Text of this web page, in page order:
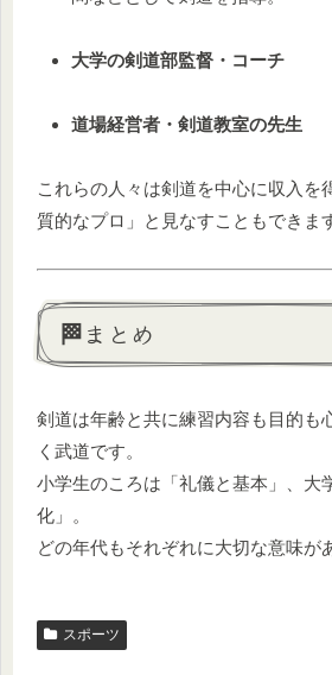
大学の剣道部監督・コーチ
道場経営者・剣道教室の先生
これらの人々は剣道を中心に収入を
質的なプロ」と見なすこともできま
🏁まとめ
剣道は年齢と共に練習内容も目的も
く武道です。
小学生のころは「礼儀と基本」、大
化」。
どの年代もそれぞれに大切な意味が
スポーツ